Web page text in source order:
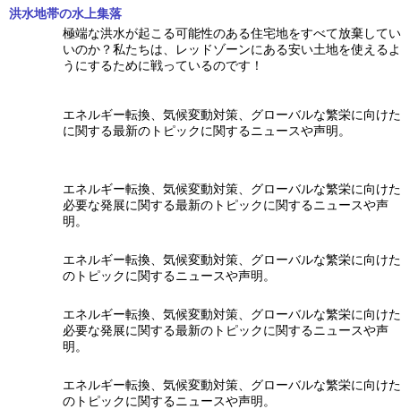
洪水地帯の水上集落
極端な洪水が起こる可能性のある住宅地をすべて放棄してい
いのか？私たちは、レッドゾーンにある安い土地を使えるよ
うにするために戦っているのです！
エネルギー転換、気候変動対策、グローバルな繁栄に向け
に関する最新のトピックに関するニュースや声明。
エネルギー転換、気候変動対策、グローバルな繁栄に向けた
必要な発展に関する最新のトピックに関するニュースや声
明。
エネルギー転換、気候変動対策、グローバルな繁栄に向け
のトピックに関するニュースや声明。
エネルギー転換、気候変動対策、グローバルな繁栄に向けた
必要な発展に関する最新のトピックに関するニュースや声
明。
エネルギー転換、気候変動対策、グローバルな繁栄に向け
のトピックに関するニュースや声明。